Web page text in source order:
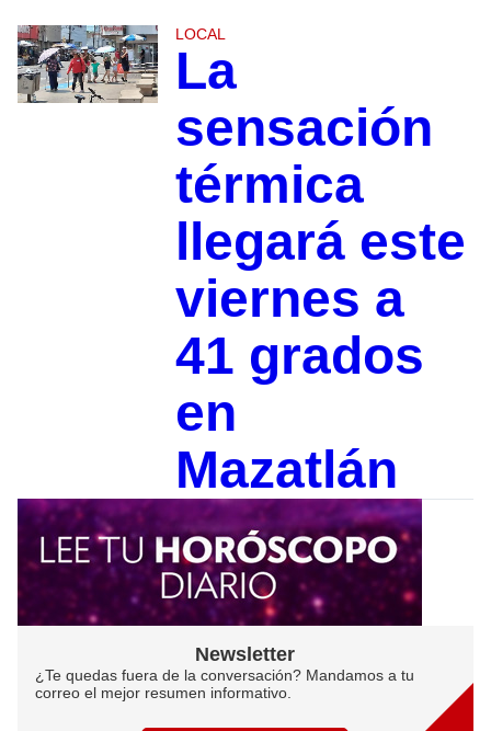
LOCAL
La
sensación
térmica
llegará este
viernes a
41 grados
en
Mazatlán
Newsletter
¿Te quedas fuera de la conversación? Mandamos a tu
correo el mejor resumen informativo.